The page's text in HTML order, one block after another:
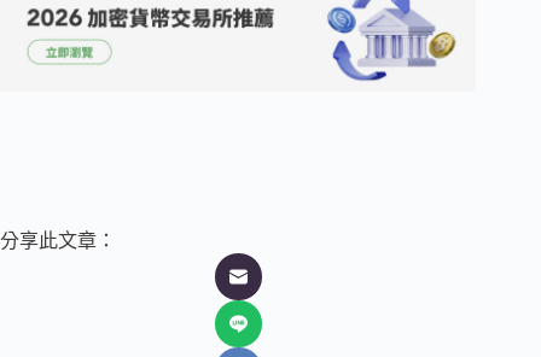
分享此文章：